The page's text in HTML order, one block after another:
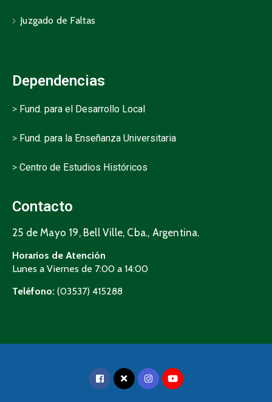
Juzgado de Faltas
Dependencias
> Fund. para el Desarrollo Local
> Fund. para la Enseñanza Universitaria
> Centro de Estudios Históricos
Contacto
25 de Mayo 19, Bell Ville, Cba., Argentina.
Horarios de Atención
Lunes a Viernes de 7:00 a 14:00
Teléfono: (03537) 415288